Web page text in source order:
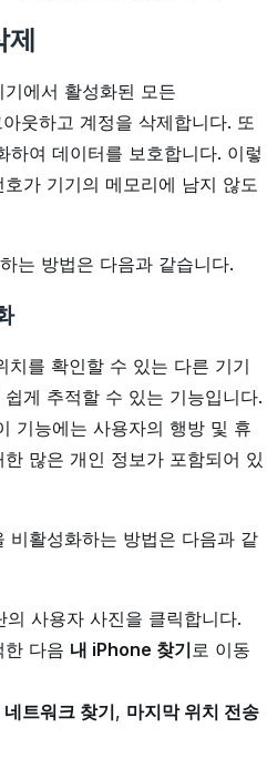
제
에서 활성화된 모든
웃하고 계정을 삭제합니다. 또
하여 데이터를 보호합니다. 이렇
가 기기의 메모리에 남지 않도
는 방법은 다음과 같습니다.
치를 확인할 수 있는 다른 기기
게 추적할 수 있는 기능입니다.
기능에는 사용자의 행방 및 휴
많은 개인 정보가 포함되어 있
비활성화하는 방법은 다음과 같
의 사용자 사진을 클릭합니다.
한 다음 내 iPhone 찾기로 이동
네트워크 찾기, 마지막 위치 전송